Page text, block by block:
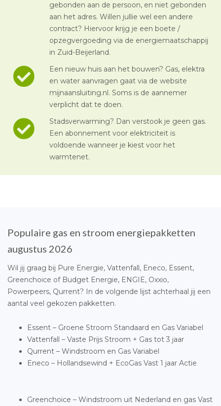
gebonden aan de persoon, en niet gebonden
aan het adres. Willen jullie wel een andere
contract? Hiervoor krijg je een boete /
opzegvergoeding via de energiemaatschappij
in Zuid-Beijerland.
Een nieuw huis aan het bouwen? Gas, elektra
en water aanvragen gaat via de website
mijnaansluiting.nl. Soms is de aannemer
verplicht dat te doen.
Stadsverwarming? Dan verstook je geen gas.
Een abonnement voor elektriciteit is
voldoende wanneer je kiest voor het
warmtenet.
Populaire gas en stroom energiepakketten
augustus 2026
Wil jij graag bij Pure Energie, Vattenfall, Eneco, Essent,
Greenchoice of Budget Energie, ENGIE, Oxxio,
Powerpeers, Qurrent? In de volgende lijst achterhaal jij een
aantal veel gekozen pakketten.
Essent – Groene Stroom Standaard en Gas Variabel
Vattenfall – Vaste Prijs Stroom + Gas tot 3 jaar
Qurrent – Windstroom en Gas Variabel
Eneco – Hollandsewind + EcoGas Vast 1 jaar Actie
Greenchoice – Windstroom uit Nederland en gas Vast